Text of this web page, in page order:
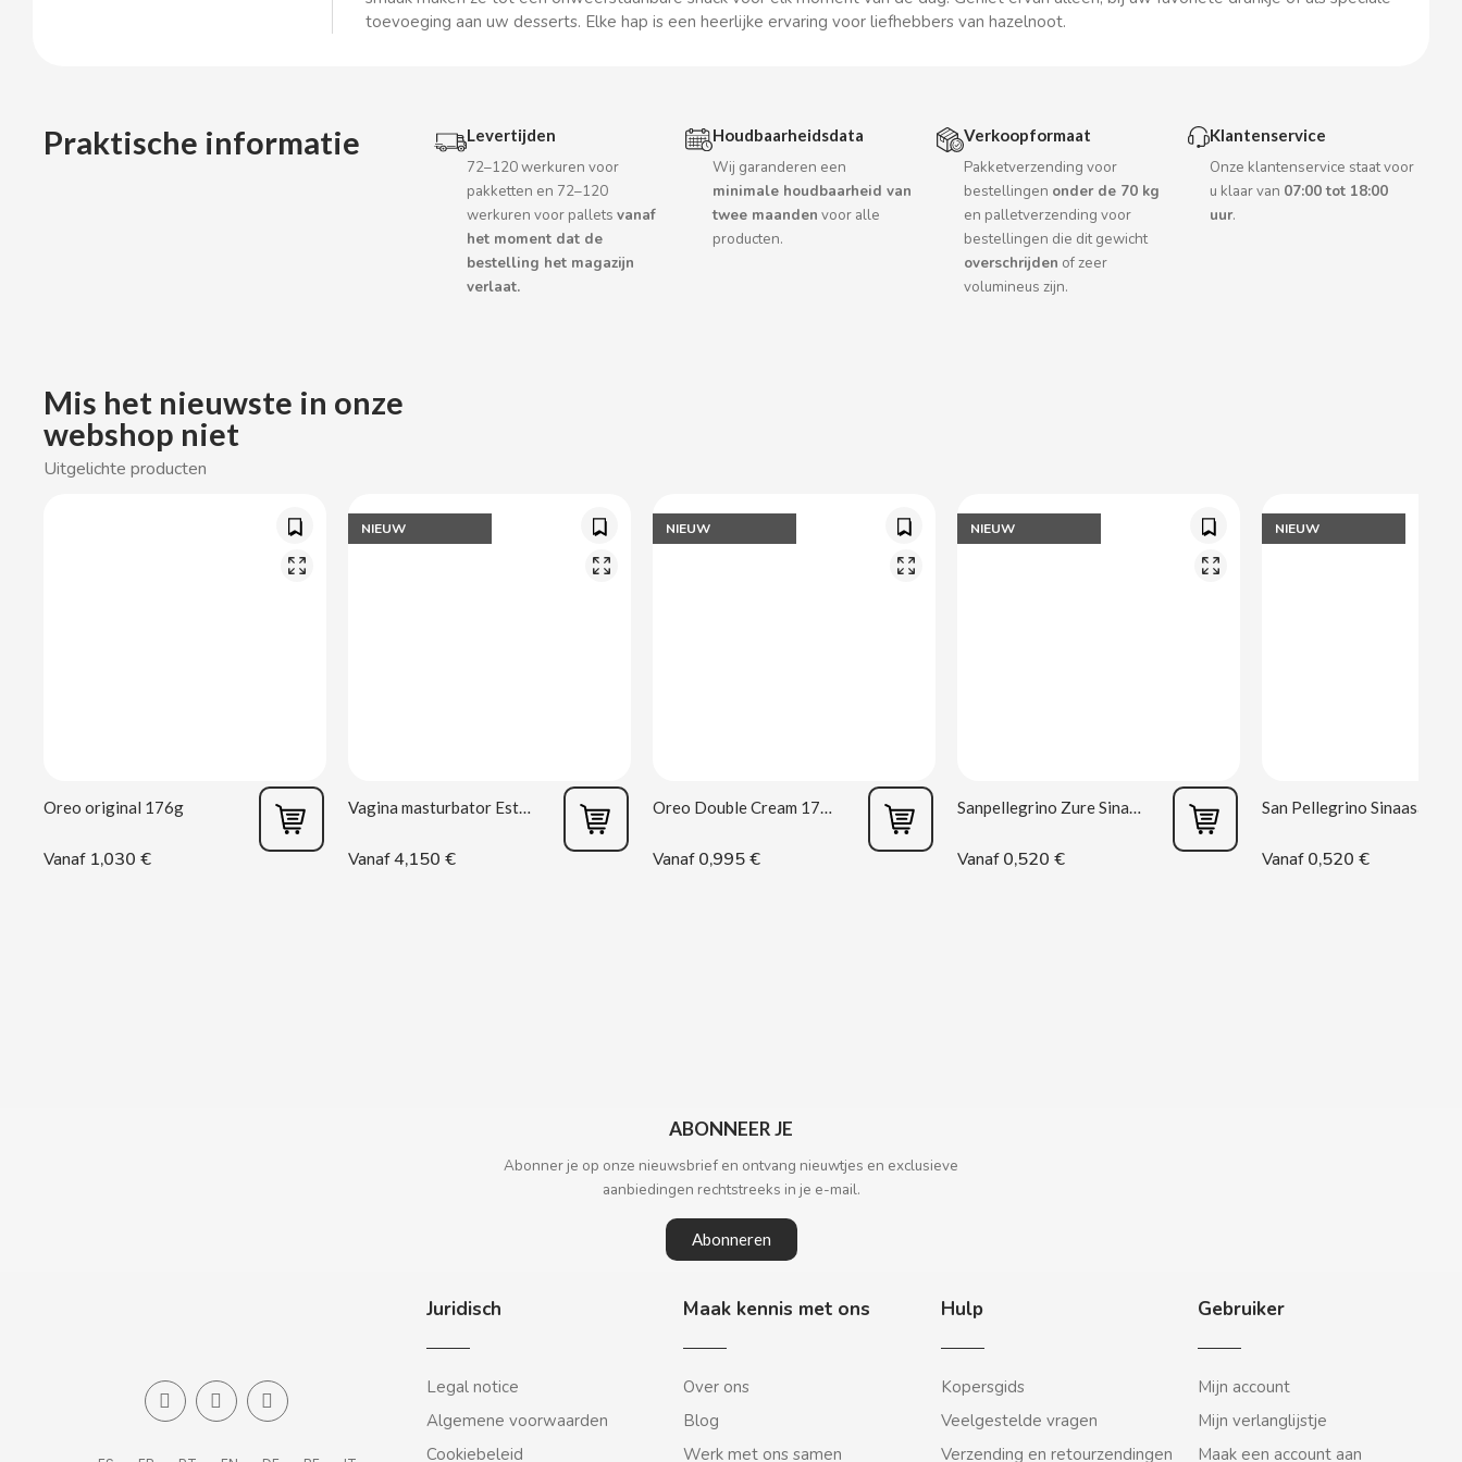
BRETS
CANDELAS
CAPRIMO
toevoeging aan uw desserts. Elke hap is een heerlijke ervaring voor liefhebbers van hazelnoot.
Praktische informatie
Levertijden
72–120 werkuren voor
pakketten en 72–120
werkuren voor palletsvanaf
het moment dat de
bestelling het magazijn
verlaat.
Houdbaarheidsdata
Wij garanderen een
minimale houdbaarheid van
twee maanden voor alle
producten.
Verkoopformaat
Pakketverzending voor
bestellingen onder de 70 kg
en palletverzending voor
bestellingen die dit gewicht
overschrijden of zeer
volumineus zijn.
Klantenservice
Onze klantenservice staat voor
u klaar van 07:00 tot 18:00
uur.
Mis het nieuwste in onze
webshop niet
Uitgelichte producten
Oreo original 176g
Vanaf1,030 €
NIEUW
Vagina masturbator Estela Galáctica
Vanaf4,150 €
NIEUW
Oreo Double Cream 170 g
Vanaf0,995 €
NIEUW
Sanpellegrino Zure Sinaasappel 33 cl
Vanaf0,520 €
NIEUW
Vanaf0,520 €
ABONNEER JE
Abonner je op onze nieuwsbrief en ontvang nieuwtjes en exclusieve
aanbiedingen rechtstreeks in je e-mail.
Abonneren
Juridisch
Legal notice
Algemene voorwaarden
Cookiebeleid
Maak kennis met ons
Over ons
Blog
Werk met ons samen
Hulp
Kopersgids
Veelgestelde vragen
Verzending en retourzendingen
Gebruiker
Mijn account
Mijn verlanglijstje
Maak een account aan